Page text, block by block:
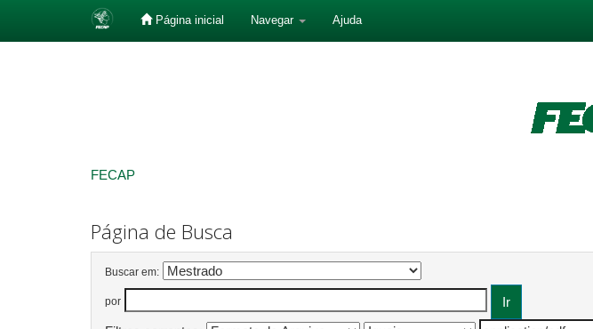
Página inicial Navegar Ajuda
FECAP
Página de Busca
Buscar em:
por